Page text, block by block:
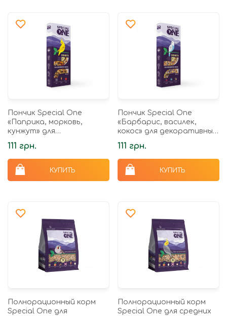
Пончик Speciаl One
«Паприка, морковь,
кунжут» для
декоративных птиц, 60 г
111 грн.
КУПИТЬ
Пончик Special One
«Барбарис, василек,
кокос» для декоративных
птиц, 60 г
111 грн.
КУПИТЬ
Полнорационный корм
Speciаl One для
Полнорационный корм
Speciаl One для средних